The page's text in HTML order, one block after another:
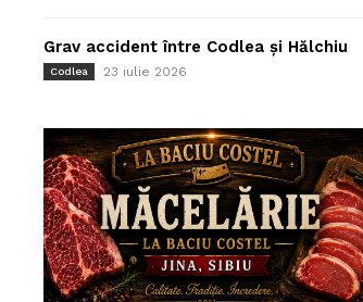
Grav accident între Codlea și Hălchiu
Codlea 23 iulie 2026